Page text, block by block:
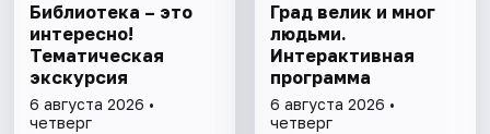
Библиотека – это
интересно!
Тематическая
экскурсия
6 августа 2026 •
четверг
Град велик и мног
людьми.
Интерактивная
программа
6 августа 2026 •
четверг